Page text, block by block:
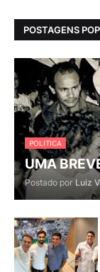
POSTAGENS
POLITICA
UMA
Postado por Luiz